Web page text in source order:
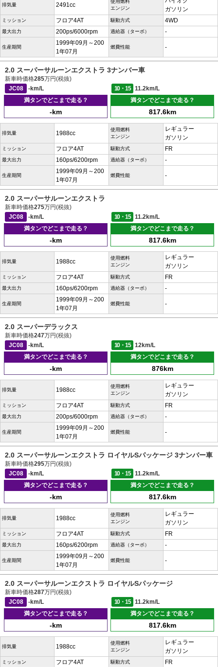
排気量 2491cc
使用燃料
エンジン
ガソリン
ミッション フロア4AT 駆動方式 4WD
最大出力 200ps/6000rpm 過給器（ターボ） -
生産期間
1999年09月～200
1年07月
燃費性能 -
2.0 スーパーサルーンエクストラ 3ナンバー車
新車時価格285万円(税抜)
JC08
-km/L 10・15
11.2km/L
満タンでどこまで走る？
-km
満タンでどこまで走る？
817.6km
排気量 1988cc
使用燃料
エンジン
レギュラー
ガソリン
ミッション フロア4AT 駆動方式 FR
最大出力 160ps/6200rpm 過給器（ターボ） -
生産期間
1999年09月～200
1年07月
燃費性能 -
2.0 スーパーサルーンエクストラ
新車時価格275万円(税抜)
JC08
-km/L 10・15
11.2km/L
満タンでどこまで走る？
-km
満タンでどこまで走る？
817.6km
排気量 1988cc
使用燃料
エンジン
レギュラー
ガソリン
ミッション フロア4AT 駆動方式 FR
最大出力 160ps/6200rpm 過給器（ターボ） -
生産期間
1999年09月～200
1年07月
燃費性能 -
2.0 スーパーデラックス
新車時価格247万円(税抜)
JC08
-km/L 10・15
12km/L
満タンでどこまで走る？
-km
満タンでどこまで走る？
876km
排気量 1988cc
使用燃料
エンジン
レギュラー
ガソリン
ミッション フロア4AT 駆動方式 FR
最大出力 200ps/6000rpm 過給器（ターボ） -
生産期間
1999年09月～200
1年07月
燃費性能 -
2.0 スーパーサルーンエクストラ ロイヤルSパッケージ 3ナンバー車
新車時価格295万円(税抜)
JC08
-km/L 10・15
11.2km/L
満タンでどこまで走る？
-km
満タンでどこまで走る？
817.6km
排気量 1988cc
使用燃料
エンジン
レギュラー
ガソリン
ミッション フロア4AT 駆動方式 FR
最大出力 160ps/6200rpm 過給器（ターボ） -
生産期間
1999年09月～200
1年07月
燃費性能 -
2.0 スーパーサルーンエクストラ ロイヤルSパッケージ
新車時価格287万円(税抜)
JC08
-km/L 10・15
11.2km/L
満タンでどこまで走る？
-km
満タンでどこまで走る？
817.6km
排気量 1988cc
使用燃料
エンジン
レギュラー
ガソリン
ミッション フロア4AT 駆動方式 FR